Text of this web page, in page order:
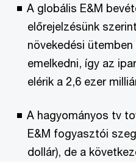
A globális E&M
előrejelzésünk
növekedési ütemben
emelkedni, így az
elérik a 2,6 ezer
A hagyományos tv
E&M fogyasztói
dollár), de a